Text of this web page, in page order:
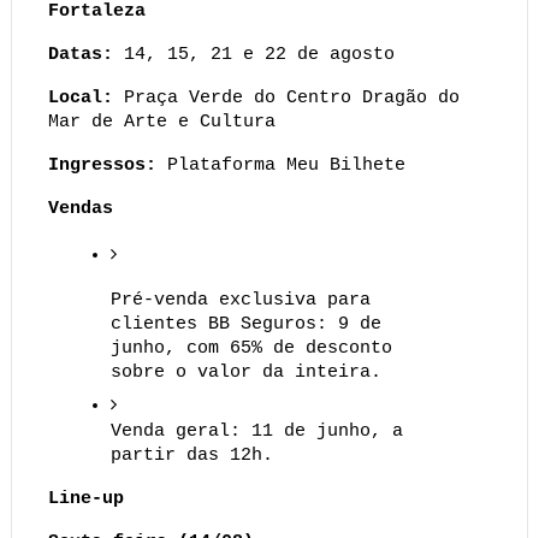
Fortaleza
Datas: 14, 15, 21 e 22 de agosto
Local:
Praça Verde do Centro Dragão do
Mar de Arte e Cultura
Ingressos: Plataforma Meu Bilhete
Vendas
Pré-venda exclusiva para
clientes BB Seguros: 9 de
junho, com 65% de desconto
sobre o valor da inteira.
Venda geral: 11 de junho, a
partir das 12h.
Line-up